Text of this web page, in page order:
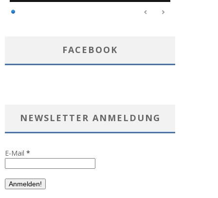
FACEBOOK
NEWSLETTER ANMELDUNG
E-Mail *